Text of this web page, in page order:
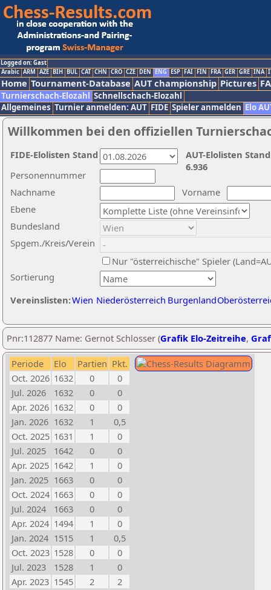
Logged on: Gast
Arabic ARM AZE BIH BUL CAT CHN CRO CZE DEN ENG ESP FAI FIN FRA GER GRE INA
Home Tournament-Database AUT championship Pictures
Turnierschach-Elozahl Schnellschach-Elozahl
Allgemeines Turnier anmelden: AUT FIDE Spieler anmelden Elo
Willkommen bei den offiziellen
Nachname
Vorname
Ebene
Sortierung
Personennummer
Bundesland
Spgem./Kreis/Verein
Nur "österreichische" Spieler
Vereinslisten:Wien Niederösterreich Burgenland
AUT-Elolisten
6.936
FIDE-Elolisten Stand
Pnr:112877 Name: Gernot Schlosser (Grafik Elo-Zeitreihe,
Periode Elo Partien Pkt.
Oct. 2026 1632 0
0
Jul. 2026
1632 0
0
Apr. 2026 1632 0
0
Jan. 2026 1632 1
0,5
Oct. 2025 1631 1
0
Jul. 2025
1642 0
0
Apr. 2025 1642 1
0
Jan. 2025 1663 0
0
Oct. 2024 1663 0
0
Jul. 2024
1663 0
0
Apr. 2024 1494 1
0
Jan. 2024 1515 1
0,5
Oct. 2023 1528 0
0
Jul. 2023
1528 1
0
Apr. 2023 1545 2
2